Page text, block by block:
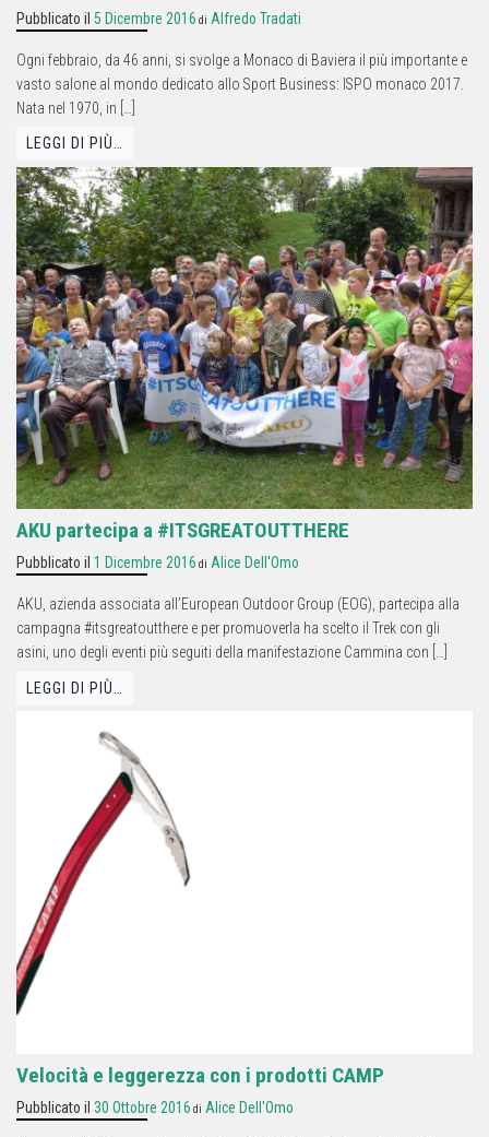
Pubblicato il 5 Dicembre 2016 di Alfredo Tradati
Ogni febbraio, da 46 anni, si svolge a Monaco di Baviera il più importante e
vasto salone al mondo dedicato allo Sport Business: ISPO monaco 2017.
Nata nel 1970, in […]
LEGGI DI PIÙ…
AKU partecipa a #ITSGREATOUTTHERE
Pubblicato il 1 Dicembre 2016 di Alice Dell'Omo
AKU, azienda associata all’European Outdoor Group (EOG), partecipa alla
campagna #itsgreatoutthere e per promuoverla ha scelto il Trek con gli
asini, uno degli eventi più seguiti della manifestazione Cammina con […]
LEGGI DI PIÙ…
Velocità e leggerezza con i prodotti CAMP
Pubblicato il 30 Ottobre 2016 di Alice Dell'Omo